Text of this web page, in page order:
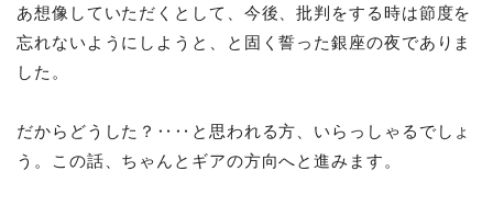
あ想像していただくとして、今後、批判をする時は節度を
忘れないようにしようと、と固く誓った銀座の夜でありま
した。
だからどうした？‥‥と思われる方、いらっしゃるでしょ
う。この話、ちゃんとギアの方向へと進みます。